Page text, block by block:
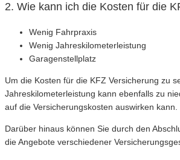
2. Wie kann ich die Kosten für die
Wenig Fahrpraxis
Wenig Jahreskilometerleistung
Garagenstellplatz
Um die Kosten für die KFZ Versicherung zu
Jahreskilometerleistung kann ebenfalls zu
auf die Versicherungskosten auswirken kann.
Darüber hinaus können Sie durch den
die Angebote verschiedener